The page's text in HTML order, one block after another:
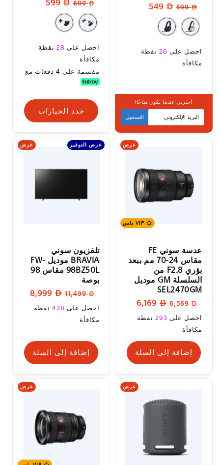
السعر
العادي
599
سعر
البيع
سعر
البيع
احصل على 26 نقطة
مكافأة
حدد الخيارات
أخبرني عندما يكون متاحًا!
التسجيل
السعر
العادي
699
سعر
البيع
سعر
البيع
احصل على 28 نقطة
مكافأة
مقسمة على 4 دفعات مع
حدد الخيارات
عرض
عدسة سوني FE
مقاس 24-70 مم ببعد
بؤري F2.8 من
السلسلة GM موديل
SEL2470GM
السعر
العادي
6,569
سعر
البيع
سعر
البيع
احصل على 293 نقطة
مكافأة
إضافة إلى السلة
عرض التوفير عرض
تلفزيون سوني
BRAVIA موديل FW-
98BZ50L مقاس 98
بوصة
السعر
العادي
11,499
سعر
البيع
سعر
البيع
احصل على 428 نقطة
مكافأة
إضافة إلى السلة
عرض عرض